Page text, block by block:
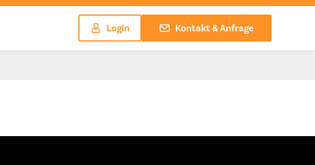
Login Kontakt & Anfrage